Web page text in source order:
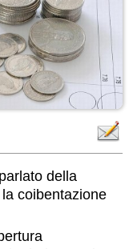
della
coibentazione